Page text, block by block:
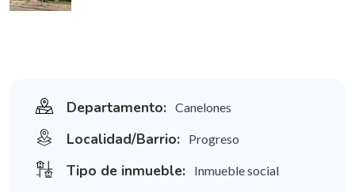
Departamento: Canelones
Localidad/Barrio: Progreso
Tipo de inmueble: Inmueble social